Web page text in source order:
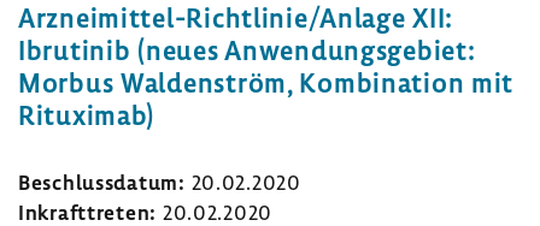
Arzneimittel-​Richtlinie/Anlage XII:
Ibru­tinib (neues Anwen­dungs­ge­biet:
Morbus Walden­ström, Kombi­na­tion mit
Ritu­ximab)
Beschluss­datum: 20.02.2020
Inkraft­treten: 20.02.2020